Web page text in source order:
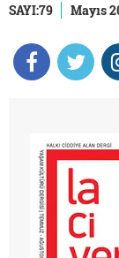
SAYI:79
Mayıs